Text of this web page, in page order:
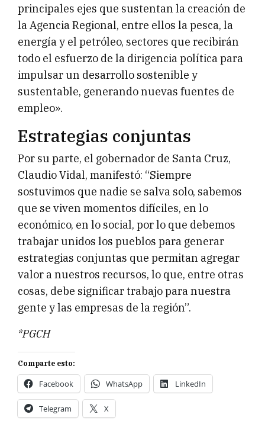
principales ejes que sustentan la creación de
la Agencia Regional, entre ellos la pesca, la
energía y el petróleo, sectores que recibirán
todo el esfuerzo de la dirigencia política para
impulsar un desarrollo sostenible y
sustentable, generando nuevas fuentes de
empleo».
Estrategias conjuntas
Por su parte, el gobernador de Santa Cruz,
Claudio Vidal, manifestó: “Siempre
sostuvimos que nadie se salva solo, sabemos
que se viven momentos difíciles, en lo
económico, en lo social, por lo que debemos
trabajar unidos los pueblos para generar
estrategias conjuntas que permitan agregar
valor a nuestros recursos, lo que, entre otras
cosas, debe significar trabajo para nuestra
gente y las empresas de la región”.
*PGCH
Comparte esto:
Facebook WhatsApp LinkedIn
Telegram X